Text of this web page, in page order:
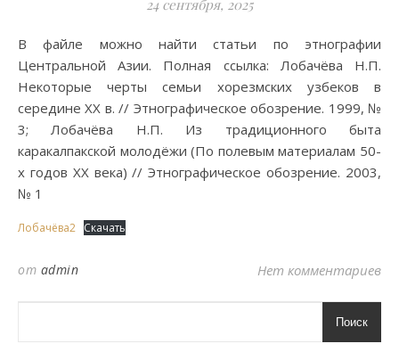
24 сентября, 2025
В файле можно найти статьи по этнографии
Центральной Азии. Полная ссылка: Лобачёва Н.П.
Некоторые черты семьи хорезмских узбеков в
середине XX в. // Этнографическое обозрение. 1999, №
3; Лобачёва Н.П. Из традиционного быта
каракалпакской молодёжи (По полевым материалам 50-
х годов XX века) // Этнографическое обозрение. 2003,
№ 1
Лобачёва2 Скачать
от admin Нет комментариев
Поиск